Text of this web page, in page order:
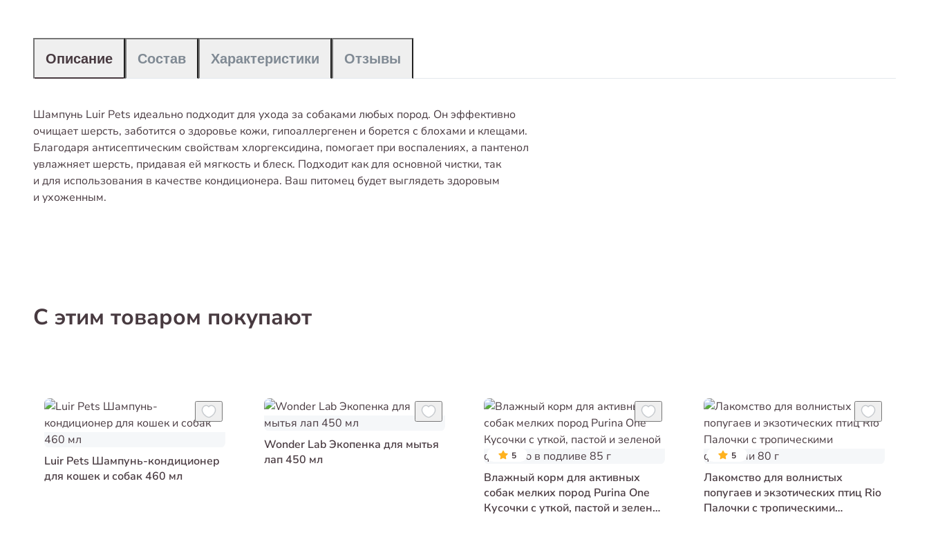
Описание Состав Характеристики Отзывы
Шампунь Luir Pets идеально подходит для ухода за собаками любых пород. Он эффективно
очищает шерсть, заботится о здоровье кожи, гипоаллергенен и борется с блохами и клещами.
Благодаря антисептическим свойствам хлоргексидина, помогает при воспалениях, а пантенол
увлажняет шерсть, придавая ей мягкость и блеск. Подходит как для основной чистки, так
и для использования в качестве кондиционера. Ваш питомец будет выглядеть здоровым
и ухоженным.
С этим товаром покупают
Luir Pets Шампунь-кондиционер
для кошек и собак 460 мл
Wonder Lab Экопенка для мытья
лап 450 мл
5
Влажный корм для активных
собак мелких пород Purina One
Кусочки с уткой, пастой и зеленой
5
Лакомство для волнистых
попугаев и экзотических птиц Rio
Палочки с тропическими